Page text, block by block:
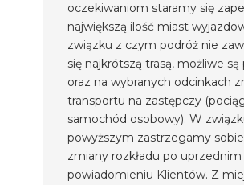
oczekiwaniom staramy się
największą ilość miast
związku z czym podróż nie
się najkrótszą trasą, możliwe są
oraz na wybranych odcinkach
transportu na zastępczy
samochód osobowy). W
powyższym zastrzegamy
zmiany rozkładu po uprzednim
powiadomieniu Klientów. Z